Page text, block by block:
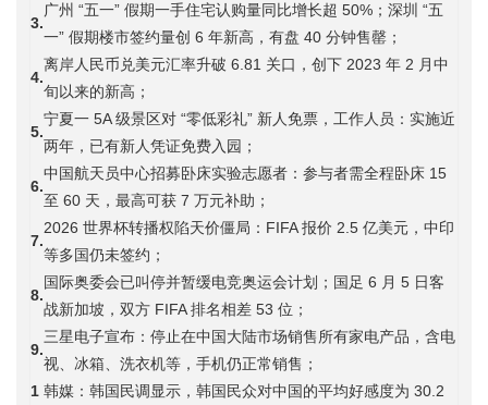
3.
广州 “五一” 假期一手住宅认购量同比增长超 50%；深圳 “五
一” 假期楼市签约量创 6 年新高，有盘 40 分钟售罄；
4.
离岸人民币兑美元汇率升破 6.81 关口，创下 2023 年 2 月中
旬以来的新高；
5.
宁夏一 5A 级景区对 “零低彩礼” 新人免票，工作人员：实施近
两年，已有新人凭证免费入园；
6.
中国航天员中心招募卧床实验志愿者：参与者需全程卧床 15
至 60 天，最高可获 7 万元补助；
7.
2026 世界杯转播权陷天价僵局：FIFA 报价 2.5 亿美元，中印
等多国仍未签约；
8.
国际奥委会已叫停并暂缓电竞奥运会计划；国足 6 月 5 日客
战新加坡，双方 FIFA 排名相差 53 位；
9.
三星电子宣布：停止在中国大陆市场销售所有家电产品，含电
视、冰箱、洗衣机等，手机仍正常销售；
1 韩媒：韩国民调显示，韩国民众对中国的平均好感度为 30.2